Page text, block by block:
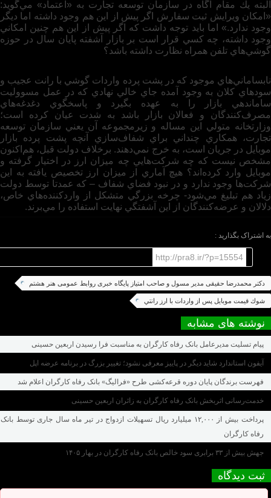
البته يك مقام آگاه در سازمان توسعه تجارت به «اعتماد» مي‌گويد:
«امكان ويرايش ثبت سفارش اگر پيش از اين هم وجود داشته اما ديگر
وجود ندارد.» اما بايد توجه داشت كه اگر پيش از اين هم چنين امكاني
وجود داشته، چه كسي قرار است بر بازار آشفته پايان سال در حوزه
گوشي‌هاي تلفن همراه نظارت داشته باشد؟
نابساماني‌هاي موجود كه در پشت پرده واردات گوشي با رانت عجيب و
سودهاي كلان به وجود آمده جاي خالي نهادي كه در عمل مسووليت
ساماندهي بازار را به عهده بگيرد و پاسخگوي دغدغه‌هاي
مصرف‌كنندگان و فعالان بازار باشد به ‌شدت عيان كرده است؛
وزارتخانه متولي اين مساله و زيرمجموعه آن يعني سازمان توسعه
تجارت، همكاري چنداني براي شفاف‌سازي آنچه پشت ‌پرده بازار
موبايل در جريان است، به خرج نمي‌دهند. برخلاف دولت قبل، هم‌اكنون
مشخص نيست كه چه شركت‌هايي چه ميزان ارز در اختيار گرفته و
موبايل وارد كرده‌اند؟ هيچ آماري از ميزان ارز تخصيص يافته به اين
شركت‌ها وجود ندارد و در نبود فضاي شفاف – كه عمدتا ‌توسط دولت
زياد هم تبليغ مي‌شود- چرخه بزرگي متشكل از واردكننده‌هاي خاص،
دلالان و عرضه‌كنندگان از اين آشفتگي نهايت استفاده را مي‌برند.
به اشتراک بگذارید :
http://pra8.ir/?p=15554
دکتر محمدرضا حقیقی مدیر مسول و صاحب امتیاز پایگاه خبری روابط عمومی هنر هشتم
شوك قيمت موبايل پس از واردات با ارز رانتي
نوشته های مشابه
پیام تسلیت مدیرعامل بانک رفاه کارگران به مناسبت فرا رسیدن اربعین حسینی
آیفون استاندارد شاید دیگر در پاییز معرفی نشود؛ تغییر بزرگ در برنامه عرضه اپل
فهرست برندگان پایان دوره قرعه‌کشی طرح «فرالیگ» بانک رفاه کارگران اعلام شد
خدمت‌رسانی اثربخش بانک رفاه کارگران به زائران اربعین حسینی
پرداخت بیش از ۱۲,۰۰۰ میلیارد ریال تسهیلات ازدواج در تیر ماه سال جاری توسط بانک
رفاه کارگران
جهش بیش از ۳۳ برابری سود خالص بانک رفاه کارگران در بهار ۱۴۰۵
ثبت دیدگاه